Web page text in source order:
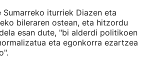
Sumarreko iturriek Diazen eta
bileraren ostean, eta hitzordu
esan dute, "bi alderdi politikoen
eta egonkorra ezartzea